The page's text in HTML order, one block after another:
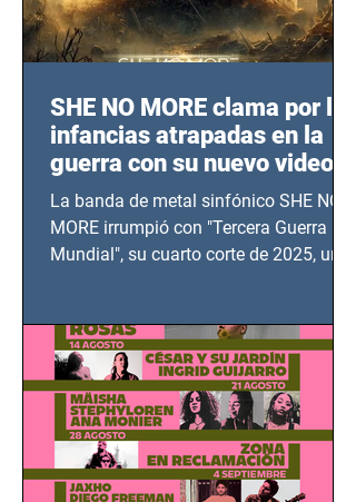
SHE NO MORE clama por las
infancias atrapadas en la
guerra con su nuevo video
TERCERA GUERRA
MUNDIAL
La banda de metal sinfónico SHE NO
MORE irrumpió con "Tercera Guerra
Mundial", su cuarto corte de 2025, un
bélicos.